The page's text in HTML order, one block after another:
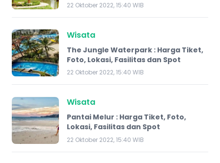
22 Oktober 2022, 15:40 WIB
Wisata
The Jungle Waterpark : Harga Tiket,
Foto, Lokasi, Fasilitas dan Spot
22 Oktober 2022, 15:40 WIB
Wisata
​Pantai Melur : Harga Tiket, Foto,
Lokasi, Fasilitas dan Spot
22 Oktober 2022, 15:40 WIB